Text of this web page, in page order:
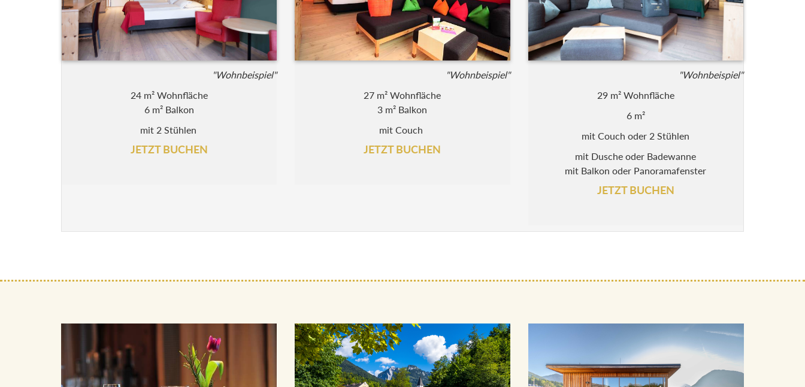
"Wohnbeispiel"
24 m² Wohnfläche
6 m² Balkon
mit 2 Stühlen
JETZT BUCHEN
"Wohnbeispiel"
27 m² Wohnfläche
3 m² Balkon
mit Couch
JETZT BUCHEN
"Wohnbeispiel"
29 m² Wohnfläche
6 m²
mit Couch oder 2 Stühlen
mit Dusche oder Badewanne
mit Balkon oder Panoramafenster
JETZT BUCHEN